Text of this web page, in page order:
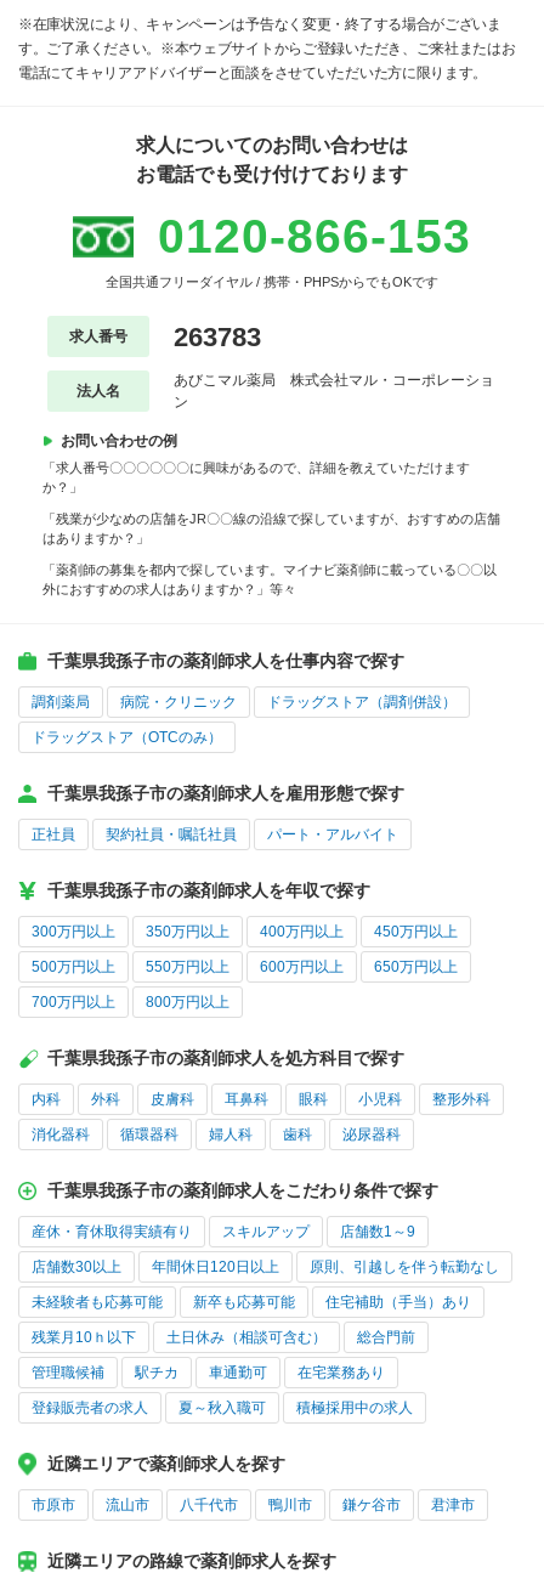
※在庫状況により、キャンペーンは予告なく変更・終了する場合がございま
す。ご了承ください。※本ウェブサイトからご登録いただき、ご来社またはお
電話にてキャリアアドバイザーと面談をさせていただいた方に限ります。
求人についてのお問い合わせは
お電話でも受け付けております
0120-866-153
全国共通フリーダイヤル / 携帯・PHPSからでもOKです
求人番号 263783
法人名
あびこマル薬局 株式会社マル・コーポレーショ
ン
お問い合わせの例
「求人番号〇〇〇〇〇〇に興味があるので、詳細を教えていただけます
か？」
「残業が少なめの店舗をJR〇〇線の沿線で探していますが、おすすめの店舗
はありますか？」
「薬剤師の募集を都内で探しています。マイナビ薬剤師に載っている〇〇以
外におすすめの求人はありますか？」等々
千葉県我孫子市の薬剤師求人を仕事内容で探す
調剤薬局 病院・クリニック ドラッグストア（調剤併設）
ドラッグストア（OTCのみ）
千葉県我孫子市の薬剤師求人を雇用形態で探す
正社員 契約社員・嘱託社員 パート・アルバイト
千葉県我孫子市の薬剤師求人を年収で探す
300万円以上 350万円以上 400万円以上 450万円以上
500万円以上 550万円以上 600万円以上 650万円以上
700万円以上 800万円以上
千葉県我孫子市の薬剤師求人を処方科目で探す
内科 外科 皮膚科 耳鼻科 眼科 小児科 整形外科
消化器科 循環器科 婦人科 歯科 泌尿器科
千葉県我孫子市の薬剤師求人をこだわり条件で探す
産休・育休取得実績有り スキルアップ 店舗数1～9
店舗数30以上 年間休日120日以上 原則、引越しを伴う転勤なし
未経験者も応募可能 新卒も応募可能 住宅補助（手当）あり
残業月10ｈ以下 土日休み（相談可含む） 総合門前
管理職候補 駅チカ 車通勤可 在宅業務あり
登録販売者の求人 夏～秋入職可 積極採用中の求人
近隣エリアで薬剤師求人を探す
市原市 流山市 八千代市 鴨川市 鎌ケ谷市 君津市
近隣エリアの路線で薬剤師求人を探す